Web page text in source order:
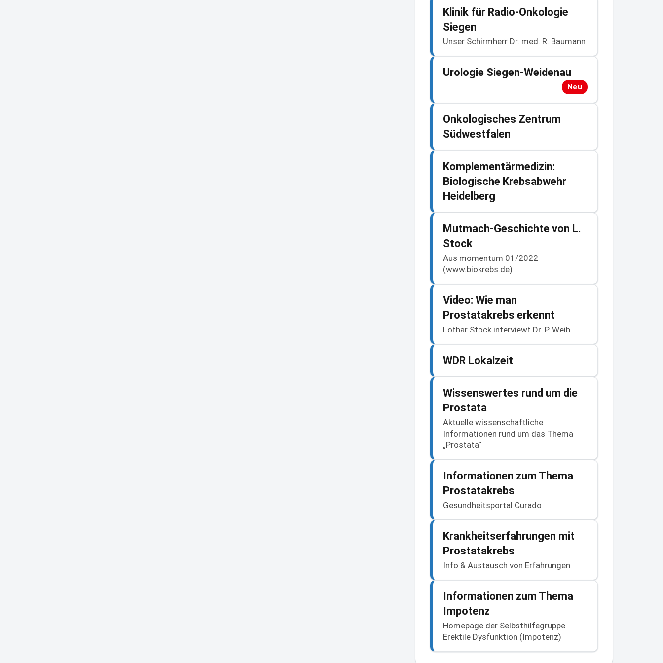
Klinik für Radio-Onkologie
Siegen
Unser Schirmherr Dr. med. R. Baumann
Urologie Siegen-Weidenau
Neu
Onkologisches Zentrum
Südwestfalen
Komplementärmedizin:
Biologische Krebsabwehr
Heidelberg
Mutmach-Geschichte von L.
Stock
Aus momentum 01/2022
(www.biokrebs.de)
Video: Wie man
Prostatakrebs erkennt
Lothar Stock interviewt Dr. P. Weib
WDR Lokalzeit
Wissenswertes rund um die
Prostata
Aktuelle wissenschaftliche
Informationen rund um das Thema
„Prostata“
Informationen zum Thema
Prostatakrebs
Gesundheitsportal Curado
Krankheitserfahrungen mit
Prostatakrebs
Info & Austausch von Erfahrungen
Informationen zum Thema
Impotenz
Homepage der Selbsthilfegruppe
Erektile Dysfunktion (Impotenz)